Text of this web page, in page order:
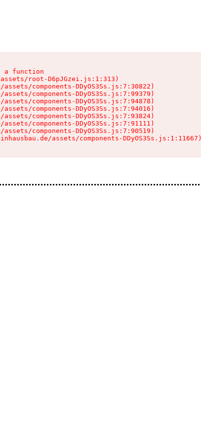
function
root-D6pJGzei.js:1:313)
components-DDyOS3Ss.js:7:30822)
components-DDyOS3Ss.js:7:99379)
components-DDyOS3Ss.js:7:94878)
components-DDyOS3Ss.js:7:94016)
components-DDyOS3Ss.js:7:93824)
components-DDyOS3Ss.js:7:91111)
components-DDyOS3Ss.js:7:90519)
assets/components-DDyOS3Ss.js:1:11667)